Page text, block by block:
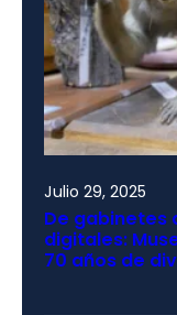
Julio 29, 2025
De gabinetes
digitales:
70 años de